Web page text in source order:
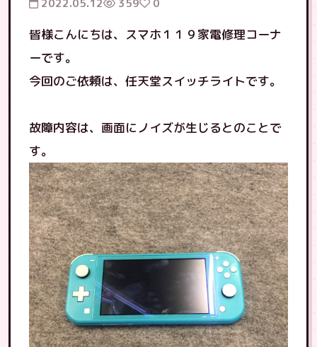
2022.05.12 359 0
皆様こんにちは、スマホ１１９家電修理コーナ
ーです。
今回のご依頼は、任天堂スイッチライトです。
故障内容は、画面にノイズが生じるとのことで
す。